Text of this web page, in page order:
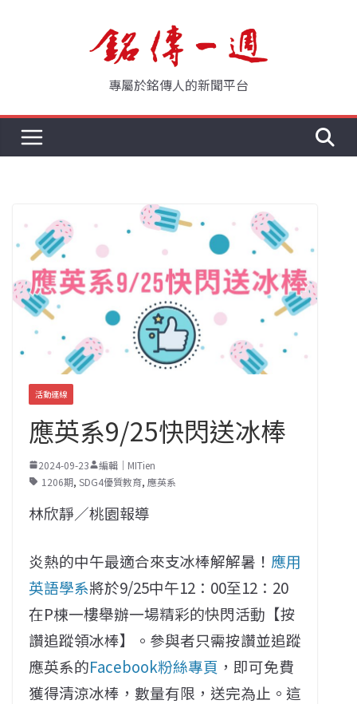
專屬於銘傳人的新聞平台
活動連線
應英系9/25快閃送冰棒
2024-09-23
編輯｜MITien
1206期, SDG4優質教育, 應英系
林欣靜／桃園報導
炎熱的中午最適合來支冰棒解解暑！ 應用
英語學系將於9/25中午12：00至12：20
在P棟一樓舉辦一場精彩的快閃活動【按
讚追蹤領冰棒】。參與者只需按讚並追蹤
應英系的Facebook粉絲專頁 ，即可免費
獲得清涼冰棒，數量有限，送完為止。這